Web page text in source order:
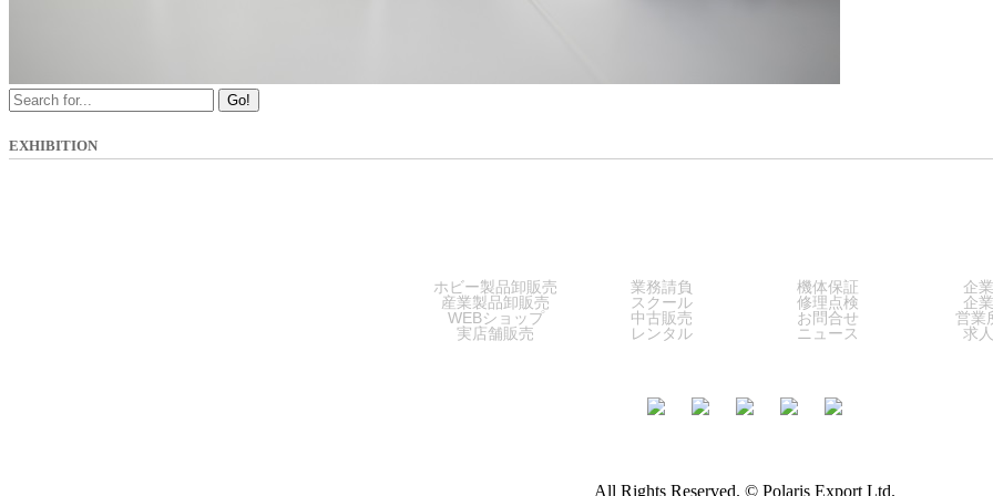
Go!
EXHIBITION
ホビー製品卸販売
産業製品卸販売
WEBショップ
実店舗販売
業務請負
スクール
中古販売
レンタル
機体保証
修理点検
お問合せ
ニュース
企
企
営業
求
All Rights Reserved. © Polaris Export Ltd.